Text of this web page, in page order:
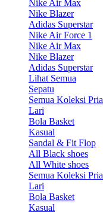
Nike Air Max
Nike Blazer
Adidas Superstar
Nike Air Force 1
Nike Air Max
Nike Blazer
Adidas Superstar
Lihat Semua
Sepatu
Semua Koleksi Pria
Lari
Bola Basket
Kasual
Sandal & Fit Flop
All Black shoes
All White shoes
Semua Koleksi Pria
Lari
Bola Basket
Kasual